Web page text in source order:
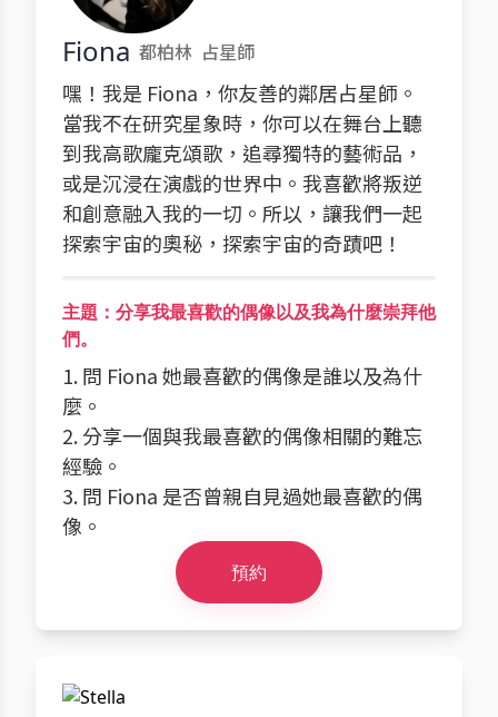
Fiona 都柏林 占星師
嘿！我是 Fiona，你友善的鄰居占星師。
當我不在研究星象時，你可以在舞台上聽
到我高歌龐克頌歌，追尋獨特的藝術品，
或是沉浸在演戲的世界中。我喜歡將叛逆
和創意融入我的一切。所以，讓我們一起
探索宇宙的奧秘，探索宇宙的奇蹟吧！
主題：分享我最喜歡的偶像以及我為什麼崇拜他
們。
1. 問 Fiona 她最喜歡的偶像是誰以及為什
麼。
2. 分享一個與我最喜歡的偶像相關的難忘
經驗。
3. 問 Fiona 是否曾親自見過她最喜歡的偶
像。
預約